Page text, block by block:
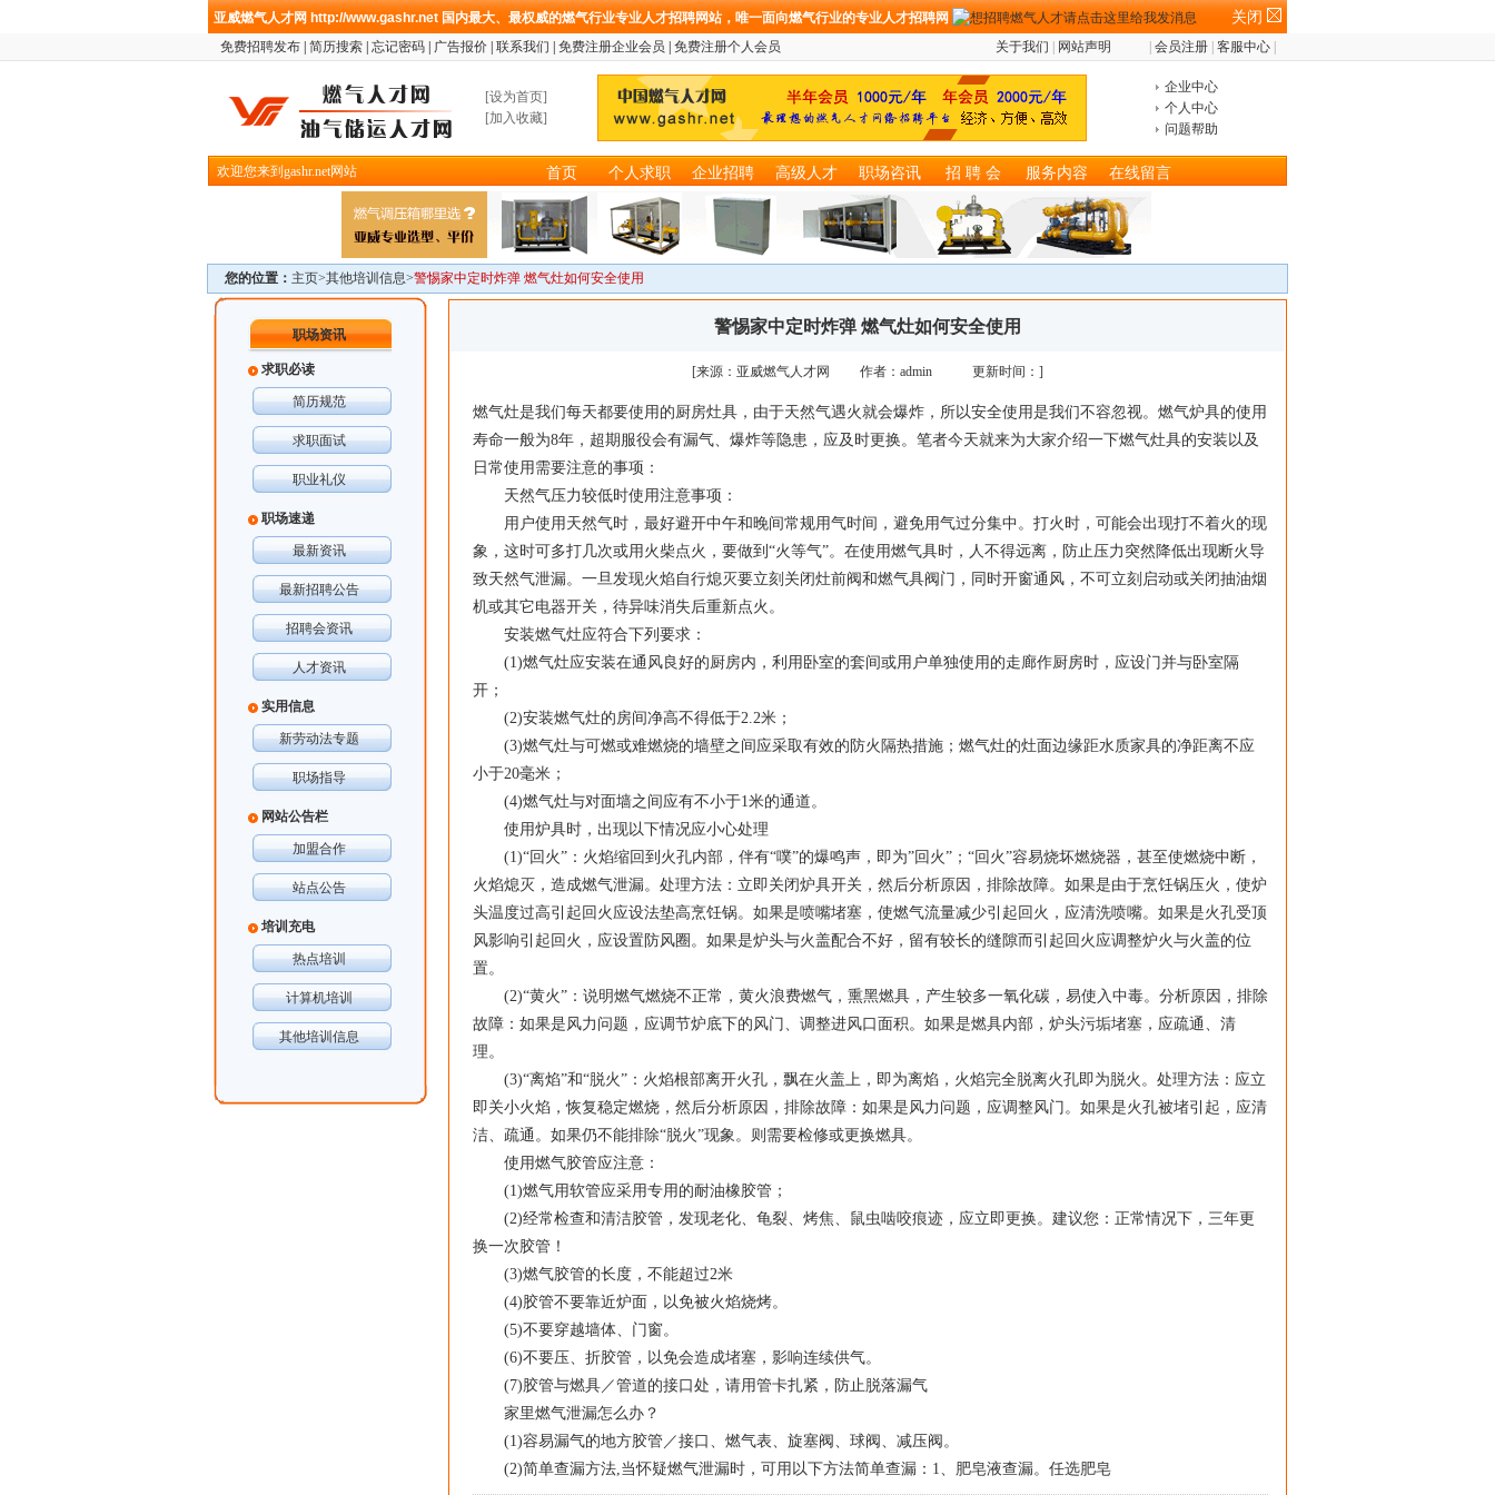
亚威燃气人才网 http://www.gashr.net 国内最大、最权威的燃气行业专业人才招聘网站，唯一面向燃气行业的专业人才招聘网 关闭
免费招聘发布 简历搜索 忘记密码 广告报价 联系我们 免费注册企业会员 免费注册个人会员 关于我们 网站声明 会员注册 客服中心
[设为首页]
[加入收藏]
企业中心
个人中心
问题帮助
欢迎您来到gashr.net网站 首页 个人求职 企业招聘 高级人才 职场咨讯 招 聘 会 服务内容 在线留言
您的位置： 主页>其他培训信息>警惕家中定时炸弹 燃气灶如何安全使用
职场资讯
求职必读
简历规范
求职面试
职业礼仪
职场速递
最新资讯
最新招聘公告
招聘会资讯
人才资讯
实用信息
新劳动法专题
职场指导
网站公告栏
加盟合作
站点公告
培训充电
热点培训
计算机培训
其他培训信息
警惕家中定时炸弹 燃气灶如何安全使用
[来源：亚威燃气人才网 作者：admin 更新时间：]
燃气灶是我们每天都要使用的厨房灶具，由于天然气遇火就会爆炸，所以安全使用是我们不容忽视。燃气炉具的使用
寿命一般为8年，超期服役会有漏气、爆炸等隐患，应及时更换。笔者今天就来为大家介绍一下燃气灶具的安装以及
日常使用需要注意的事项：
天然气压力较低时使用注意事项：
用户使用天然气时，最好避开中午和晚间常规用气时间，避免用气过分集中。打火时，可能会出现打不着火的现
象，这时可多打几次或用火柴点火，要做到“火等气”。在使用燃气具时，人不得远离，防止压力突然降低出现断火导
致天然气泄漏。一旦发现火焰自行熄灭要立刻关闭灶前阀和燃气具阀门，同时开窗通风，不可立刻启动或关闭抽油烟
机或其它电器开关，待异味消失后重新点火。
安装燃气灶应符合下列要求：
(1)燃气灶应安装在通风良好的厨房内，利用卧室的套间或用户单独使用的走廊作厨房时，应设门并与卧室隔
开；
(2)安装燃气灶的房间净高不得低于2.2米；
(3)燃气灶与可燃或难燃烧的墙壁之间应采取有效的防火隔热措施；燃气灶的灶面边缘距水质家具的净距离不应
小于20毫米；
(4)燃气灶与对面墙之间应有不小于1米的通道。
使用炉具时，出现以下情况应小心处理
(1)“回火”：火焰缩回到火孔内部，伴有“噗”的爆鸣声，即为”回火”；“回火”容易烧坏燃烧器，甚至使燃烧中断，
火焰熄灭，造成燃气泄漏。处理方法：立即关闭炉具开关，然后分析原因，排除故障。如果是由于烹饪锅压火，使炉
头温度过高引起回火应设法垫高烹饪锅。如果是喷嘴堵塞，使燃气流量减少引起回火，应清洗喷嘴。如果是火孔受顶
风影响引起回火，应设置防风圈。如果是炉头与火盖配合不好，留有较长的缝隙而引起回火应调整炉火与火盖的位
置。
(2)“黄火”：说明燃气燃烧不正常，黄火浪费燃气，熏黑燃具，产生较多一氧化碳，易使入中毒。分析原因，排除
故障：如果是风力问题，应调节炉底下的风门、调整进风口面积。如果是燃具内部，炉头污垢堵塞，应疏通、清
理。
(3)“离焰”和“脱火”：火焰根部离开火孔，飘在火盖上，即为离焰，火焰完全脱离火孔即为脱火。处理方法：应立
即关小火焰，恢复稳定燃烧，然后分析原因，排除故障：如果是风力问题，应调整风门。如果是火孔被堵引起，应清
洁、疏通。如果仍不能排除“脱火”现象。则需要检修或更换燃具。
使用燃气胶管应注意：
(1)燃气用软管应采用专用的耐油橡胶管；
(2)经常检查和清洁胶管，发现老化、龟裂、烤焦、鼠虫啮咬痕迹，应立即更换。建议您：正常情况下，三年更
换一次胶管！
(3)燃气胶管的长度，不能超过2米
(4)胶管不要靠近炉面，以免被火焰烧烤。
(5)不要穿越墙体、门窗。
(6)不要压、折胶管，以免会造成堵塞，影响连续供气。
(7)胶管与燃具／管道的接口处，请用管卡扎紧，防止脱落漏气
家里燃气泄漏怎么办？
(1)容易漏气的地方胶管／接口、燃气表、旋塞阀、球阀、减压阀。
(2)简单查漏方法,当怀疑燃气泄漏时，可用以下方法简单查漏：1、肥皂液查漏。任选肥皂